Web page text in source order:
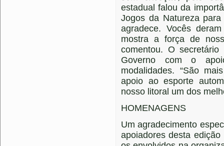
estadual falou da
Jogos da Natureza
agradece. Vocês
mostra a força de
comentou. O
Governo com o
modalidades. “São
apoio ao esporte
nosso litoral um dos
HOMENAGENS
Um agradecimento
apoiadores desta